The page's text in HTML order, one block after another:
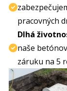
pracovných
Dlhá
naše
záruku na 5